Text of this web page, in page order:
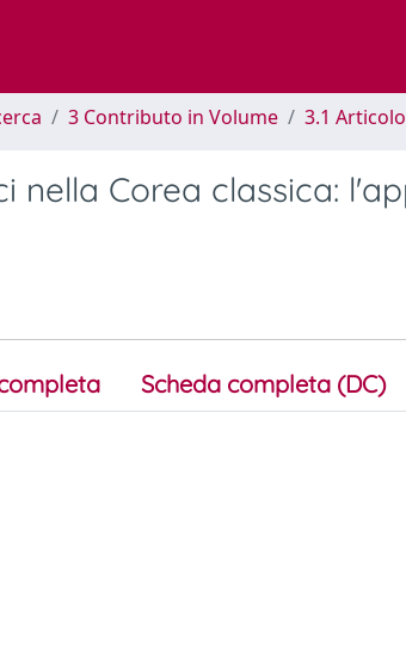
3 Contributo in Volume 3.1
nella Corea classica:
Scheda completa (DC)